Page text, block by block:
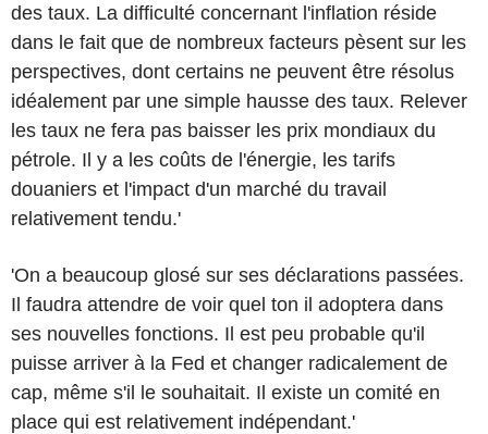
des taux. La difficulté concernant l'inflation réside
dans le fait que de nombreux facteurs pèsent sur les
perspectives, dont certains ne peuvent être résolus
idéalement par une simple hausse des taux. Relever
les taux ne fera pas baisser les prix mondiaux du
pétrole. Il y a les coûts de l'énergie, les tarifs
douaniers et l'impact d'un marché du travail
relativement tendu.'
'On a beaucoup glosé sur ses déclarations passées.
Il faudra attendre de voir quel ton il adoptera dans
ses nouvelles fonctions. Il est peu probable qu'il
puisse arriver à la Fed et changer radicalement de
cap, même s'il le souhaitait. Il existe un comité en
place qui est relativement indépendant.'